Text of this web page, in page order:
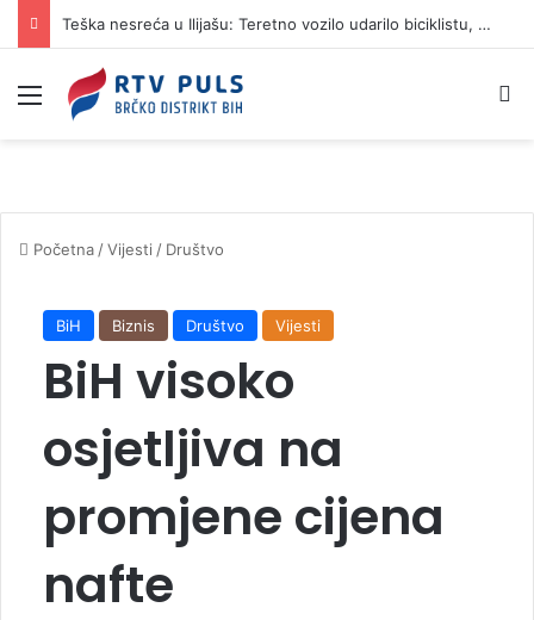
Teška nesreća u Ilijašu: Teretno vozilo udarilo biciklistu, 75-godišnjak zadržan u bolnici
Izbornik
Početna /Vijesti / Društvo
BiH Biznis Društvo Vijesti
BiH visoko
osjetljiva na
promjene cijena
nafte